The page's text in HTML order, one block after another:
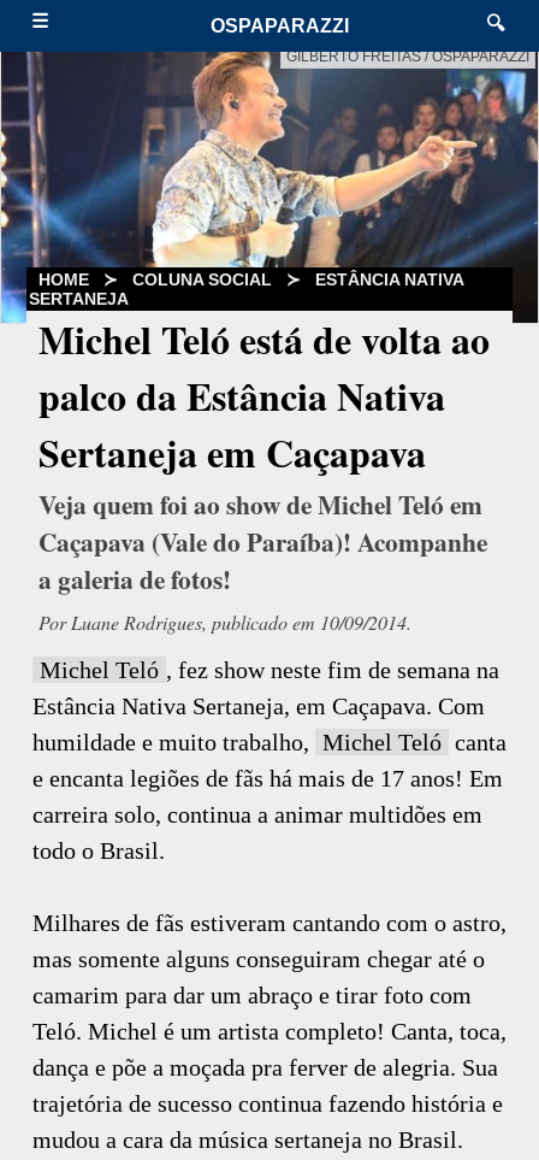
☰ OSPAPARAZZI 🔍
GILBERTO FREITAS / OSPAPARAZZI
HOME ≻ COLUNA SOCIAL ≻
ESTÂNCIA NATIVA
SERTANEJA
Michel Teló está de volta ao
palco da Estância Nativa
Sertaneja em Caçapava
Veja quem foi ao show de Michel Teló em
Caçapava (Vale do Paraíba)! Acompanhe
a galeria de fotos!
Por Luane Rodrigues, publicado em 10/09/2014.
Michel Teló , fez show neste fim de semana na
Estância Nativa Sertaneja, em Caçapava. Com
humildade e muito trabalho, Michel Teló canta
e encanta legiões de fãs há mais de 17 anos! Em
carreira solo, continua a animar multidões em
todo o Brasil.
Milhares de fãs estiveram cantando com o astro,
mas somente alguns conseguiram chegar até o
camarim para dar um abraço e tirar foto com
Teló. Michel é um artista completo! Canta, toca,
dança e põe a moçada pra ferver de alegria. Sua
trajetória de sucesso continua fazendo história e
mudou a cara da música sertaneja no Brasil.